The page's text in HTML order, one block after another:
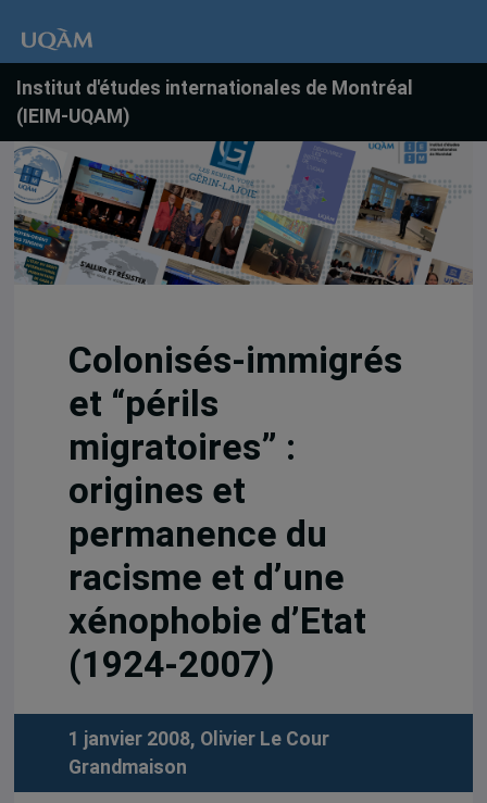
Institut d'études internationales de Montréal
(IEIM-UQAM)
Colonisés-immigrés
et “périls
migratoires” :
origines et
permanence du
racisme et d’une
xénophobie d’Etat
(1924-2007)
1 janvier 2008, Olivier Le Cour
Grandmaison